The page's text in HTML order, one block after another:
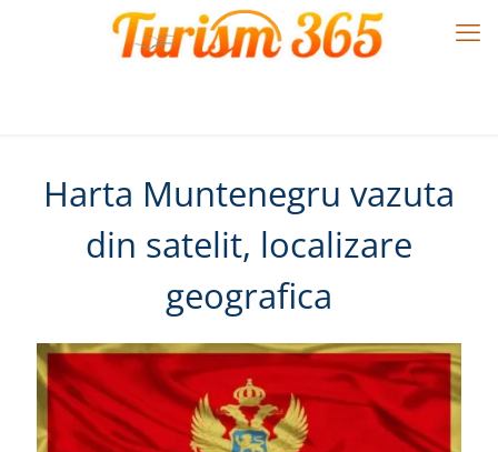
Harta Muntenegru vazuta
din satelit, localizare
geografica